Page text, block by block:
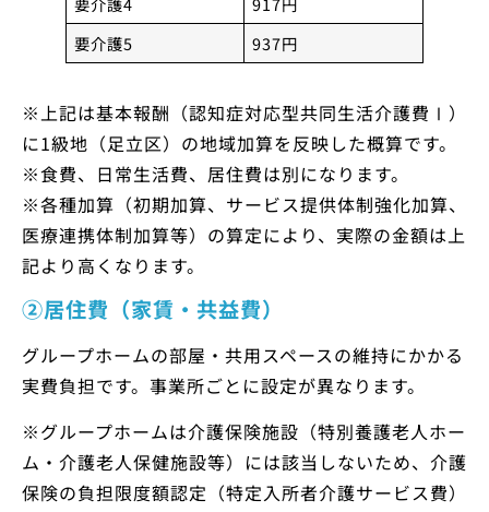
要介護5
937円
※上記は基本報酬（認知症対応型共同生活介護費Ⅰ）
に1級地（足立区）の地域加算を反映した概算です。
※食費、日常生活費、居住費は別になります。
※各種加算（初期加算、サービス提供体制強化加算、
医療連携体制加算等）の算定により、実際の金額は上
記より高くなります。
②居住費（家賃・共益費）
グループホームの部屋・共用スペースの維持にかかる
実費負担です。事業所ごとに設定が異なります。
※グループホームは介護保険施設（特別養護老人ホー
ム・介護老人保健施設等）には該当しないため、介護
保険の負担限度額認定（特定入所者介護サービス費）